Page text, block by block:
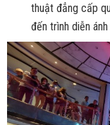
thuật đẳng cấp
đến trình diễn